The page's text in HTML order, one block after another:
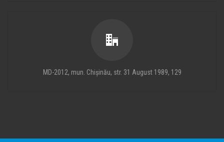
MD-2012, mun. Chișinău, str. 31 August 1989, 129